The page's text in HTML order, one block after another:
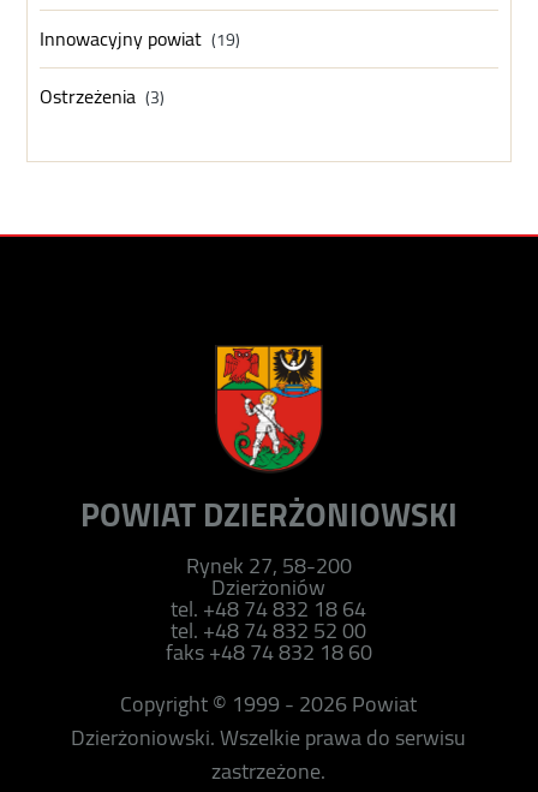
Innowacyjny powiat (19)
Ostrzeżenia (3)
POWIAT DZIERŻONIOWSKI
Rynek 27, 58-200
Dzierżoniów
tel. +48 74 832 18 64
tel. +48 74 832 52 00
faks +48 74 832 18 60
Copyright © 1999 - 2026 Powiat
Dzierżoniowski. Wszelkie prawa do serwisu
zastrzeżone.